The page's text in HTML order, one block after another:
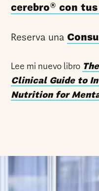
cerebro® con
Reserva una
Lee mi nuevo libro
Clinical Guide to
Nutrition for